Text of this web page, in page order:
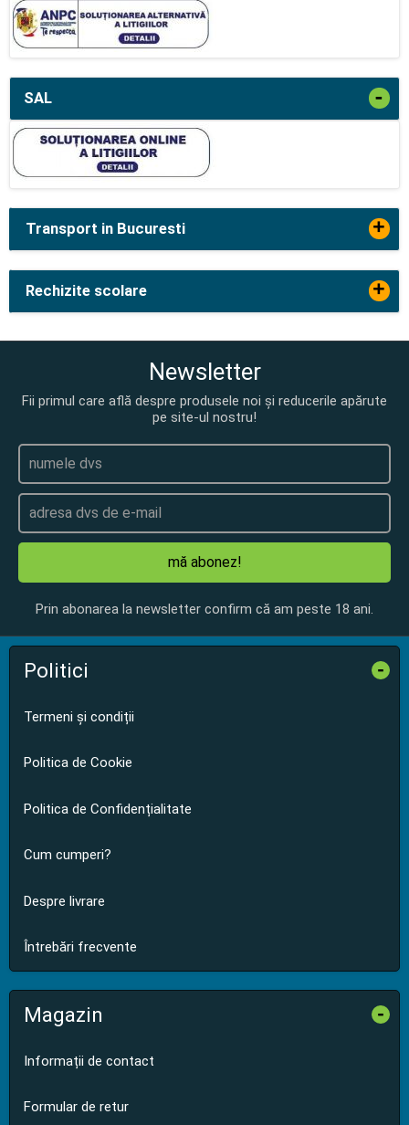
SAL -
Transport in Bucuresti +
Rechizite scolare +
Newsletter
Fii primul care află despre produsele noi și reducerile apărute
pe site-ul nostru!
mă abonez!
Prin abonarea la newsletter confirm că am peste 18 ani.
Politici -
Termeni și condiții
Politica de Cookie
Politica de Confidențialitate
Cum cumperi?
Despre livrare
Întrebări frecvente
Magazin -
Informații de contact
Formular de retur